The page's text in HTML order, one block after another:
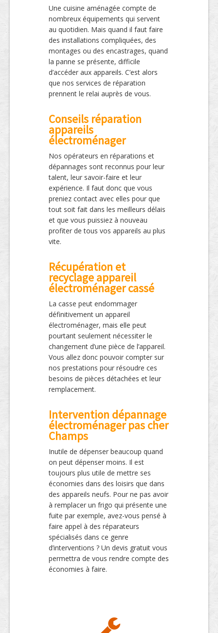
Une cuisine aménagée compte de
nombreux équipements qui servent
au quotidien. Mais quand il faut faire
des installations compliquées, des
montages ou des encastrages, quand
la panne se présente, difficile
d’accéder aux appareils. C’est alors
que nos services de réparation
prennent le relai auprès de vous.
Conseils réparation
appareils
électroménager
Nos opérateurs en réparations et
dépannages sont reconnus pour leur
talent, leur savoir-faire et leur
expérience. Il faut donc que vous
preniez contact avec elles pour que
tout soit fait dans les meilleurs délais
et que vous puissiez à nouveau
profiter de tous vos appareils au plus
vite.
Récupération et
recyclage appareil
électroménager cassé
La casse peut endommager
définitivement un appareil
électroménager, mais elle peut
pourtant seulement nécessiter le
changement d’une pièce de l’appareil.
Vous allez donc pouvoir compter sur
nos prestations pour résoudre ces
besoins de pièces détachées et leur
remplacement.
Intervention dépannage
électroménager pas cher
Champs
Inutile de dépenser beaucoup quand
on peut dépenser moins. Il est
toujours plus utile de mettre ses
économies dans des loisirs que dans
des appareils neufs. Pour ne pas avoir
à remplacer un frigo qui présente une
fuite par exemple, avez-vous pensé à
faire appel à des réparateurs
spécialisés dans ce genre
d’interventions ? Un devis gratuit vous
permettra de vous rendre compte des
économies à faire.